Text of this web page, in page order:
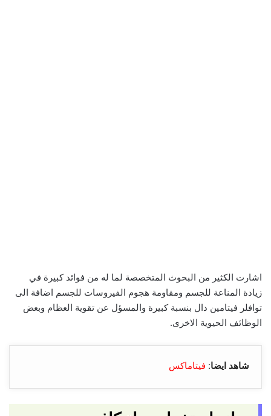
اشارت الكثير من البحوث المتخصصة لما له من فوائد كبيرة في
زيادة المناعة للجسم ومقاومة هجوم الفيروسات للجسم اضافة الى
توافلر فيتامين دال بنسبة كبيرة والمسؤل عن تقوية العظام وبعض
الوظائف الحيوية الاخرى.
شاهد ايضا: فيتاماكس